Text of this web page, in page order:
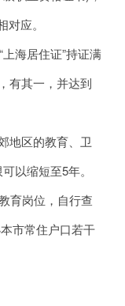
应。
海居住证”持证满
有其一，并达到
地区的教育、卫
以缩短至5年。
育岗位，自行查
市常住户口若干